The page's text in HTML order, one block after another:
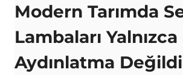
Modern Tarımda
Lambaları Yalnızca
Aydınlatma